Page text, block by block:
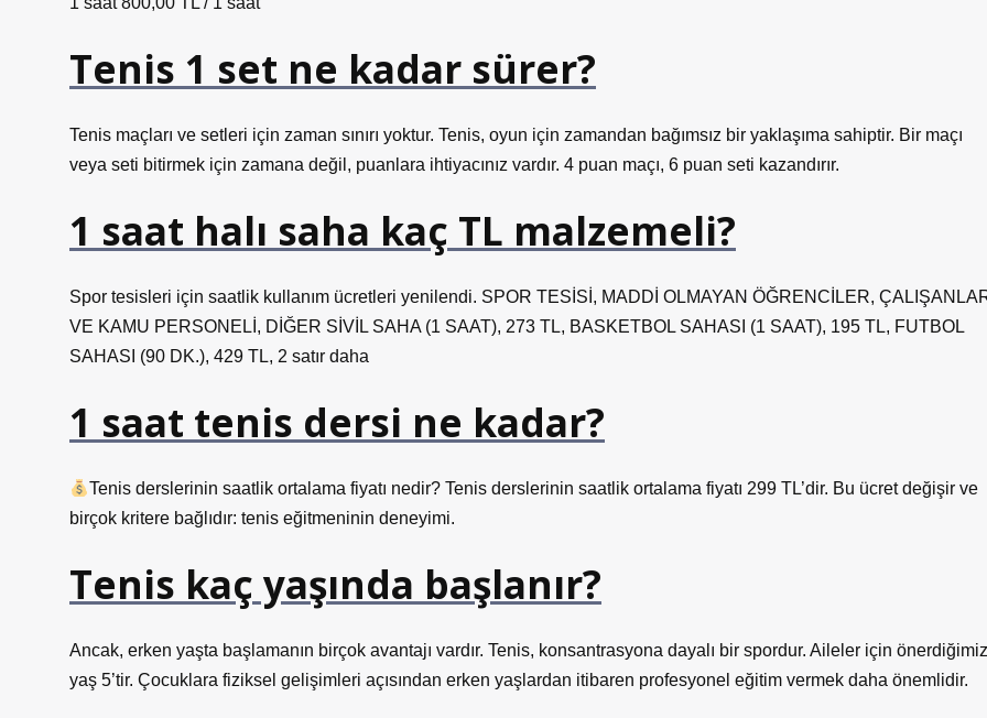
Tenis 1 set ne kadar sürer?
Tenis maçları ve setleri için zaman sınırı yoktur. Tenis, oyun için zamandan bağımsız bir yaklaşıma sahiptir. Bir maçı
veya seti bitirmek için zamana değil, puanlara ihtiyacınız vardır. 4 puan maçı, 6 puan seti kazandırır.
1 saat halı saha kaç TL malzemeli?
Spor tesisleri için saatlik kullanım ücretleri yenilendi. SPOR TESİSİ, MADDİ OLMAYAN ÖĞRENCİLER,
VE KAMU PERSONELİ, DİĞER SİVİL SAHA (1 SAAT), 273 TL, BASKETBOL SAHASI (1 SAAT), 195 TL, FUTBOL
SAHASI (90 DK.), 429 TL, 2 satır daha
1 saat tenis dersi ne kadar?
Tenis derslerinin saatlik ortalama fiyatı nedir? Tenis derslerinin saatlik ortalama fiyatı 299 TL’dir. Bu ücret değişir ve
birçok kritere bağlıdır: tenis eğitmeninin deneyimi.
Tenis kaç yaşında başlanır?
Ancak, erken yaşta başlamanın birçok avantajı vardır. Tenis, konsantrasyona dayalı bir spordur. Aileler için önerdiğimiz
yaş 5’tir. Çocuklara fiziksel gelişimleri açısından erken yaşlardan itibaren profesyonel eğitim vermek daha önemlidir.